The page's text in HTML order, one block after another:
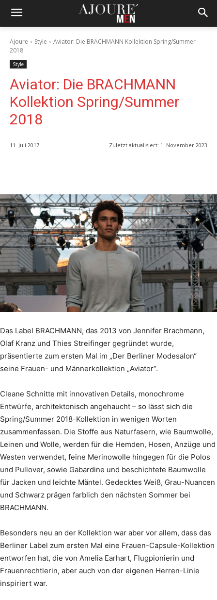
Ajoure Style
Aviator: Die BRACHMANN Kollektion Spring/Summer
2018
Style
Aviator: Die BRACHMANN
Kollektion Spring/Summer
2018
11. Juli 2017 Zuletzt aktualisiert: 1. November 2023
Das Label BRACHMANN, das 2013 von Jennifer Brachmann,
Olaf Kranz und Thies Streifinger gegründet wurde,
präsentierte zum ersten Mal im „Der Berliner Modesalon“
seine Frauen- und Männerkollektion „Aviator“.
Cleane Schnitte mit innovativen Details, monochrome
Entwürfe, architektonisch angehaucht – so lässt sich die
Spring/Summer 2018-Kollektion in wenigen Worten
zusammenfassen. Die Stoffe aus Naturfasern, wie Baumwolle,
Leinen und Wolle, werden für die Hemden, Hosen, Anzüge und
Westen verwendet, feine Merinowolle hingegen für die Polos
und Pullover, sowie Gabardine und beschichtete Baumwolle
für Jacken und leichte Mäntel. Gedecktes Weiß, Grau-Nuancen
und Schwarz prägen farblich den nächsten Sommer bei
BRACHMANN.
Besonders neu an der Kollektion war aber vor allem, dass das
Berliner Label zum ersten Mal eine Frauen-Capsule-Kollektion
entworfen hat, die von Amelia Earhart, Flugpionierin und
Frauenrechtlerin, aber auch von der eigenen Herren-Linie
inspiriert war.